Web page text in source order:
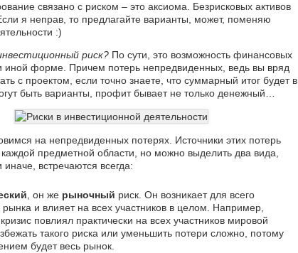
связано с риском – это аксиома. Безрисковых активов
я неправ, то предлагайте варианты, может, поменяю
:)
риск? По сути, это возможность финансовых
иной форме. Причем потерь непредвиденных, ведь вы вряд
с проектом, если точно знаете, что суммарный итог будет в
быть варианты, профит бывает не только денежный…
на непредвиденных потерях. Источники этих потерь
предметной области, но можно выделить два вида,
иначе, встречаются всегда:
, он же рыночный риск. Он возникает для всего
и влияет на всех участников в целом. Например,
повлиял практически на всех участников мировой
такого риска или уменьшить потери сложно, потому
будет весь рынок.